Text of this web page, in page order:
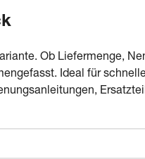
Ob Liefermenge,
Ideal für